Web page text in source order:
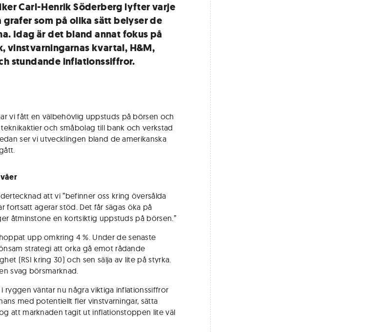
Carl-Henrik Söderberg lyfter varje
grafer som på olika sätt belyser de
Idag är det bland annat fokus på
vinstvarningarnas kvartal, H&M,
stundande inflationssiffror.
vi fått en välbehövlig uppstuds på börsen och
och småbolag till bank och verkstad
ser vi utvecklingen bland de amerikanska
att vi ”befinner oss kring översålda
fortsatt agerar stöd. Det får sägas öka på
åtminstone en kortsiktig uppstuds på börsen.”
upp omkring 4 %. Under de senaste
strategi att orka gå emot rådande
(RSI kring 30) och sen sälja av lite på styrka.
svag börsmarknad.
ryggen väntar nu några viktiga inflationssiffror
med potentiellt fler vinstvarningar, sätta
att marknaden tagit ut inflationstoppen lite väl